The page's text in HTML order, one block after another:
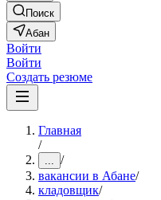
Поиск
Абан
Войти
Войти
Создать резюме
Главная
/
... /
вакансии в Абане/
кладовщик/